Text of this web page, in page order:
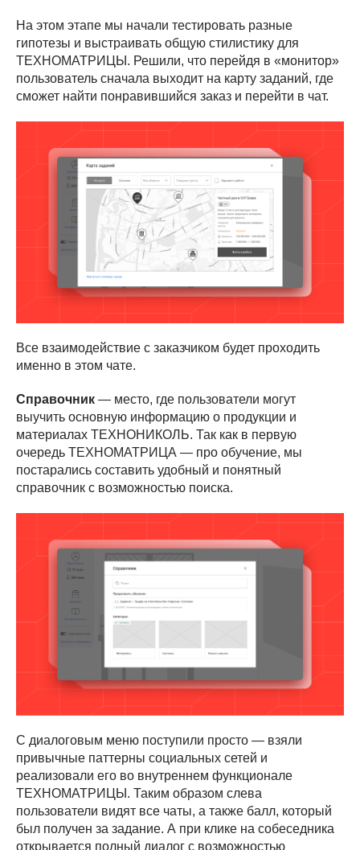
На этом этапе мы начали тестировать разные
гипотезы и выстраивать общую стилистику для
ТЕХНОМАТРИЦЫ. Решили, что перейдя в «монитор»
пользователь сначала выходит на карту заданий, где
сможет найти понравившийся заказ и перейти в чат.
Все взаимодействие с заказчиком будет проходить
именно в этом чате.
Справочник — место, где пользователи могут
выучить основную информацию о продукции и
материалах ТЕХНОНИКОЛЬ. Так как в первую
очередь ТЕХНОМАТРИЦА — про обучение, мы
постарались составить удобный и понятный
справочник с возможностью поиска.
С диалоговым меню поступили просто — взяли
привычные паттерны социальных сетей и
реализовали его во внутреннем функционале
ТЕХНОМАТРИЦЫ. Таким образом слева
пользователи видят все чаты, а также балл, который
был получен за задание. А при клике на собеседника
открывается полный диалог с возможностью